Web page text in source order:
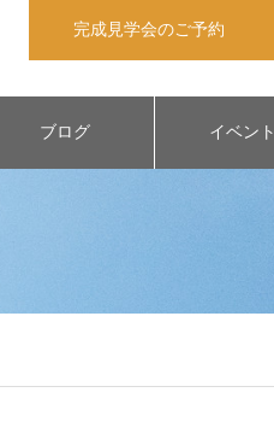
完成見学会のご予約
ブログ イベント